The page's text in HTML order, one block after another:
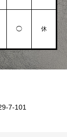
◯ 休
7-101